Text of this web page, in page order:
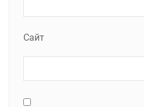
Сайт